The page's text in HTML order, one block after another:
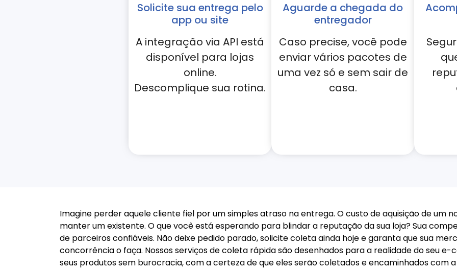
Solicite sua entrega pelo
app ou site
A integração via API está
disponível para lojas
online.
Descomplique sua rotina.
Aguarde a chegada do
entregador
Caso precise, você pode
enviar vários pacotes de
uma vez só e sem sair de
casa.
Imagine perder aquele cliente fiel por um simples atraso na entrega. O custo de aquisição de um
manter um existente. O que você está esperando para blindar a reputação da sua loja? Sua
de parceiros confiáveis. Não deixe pedido parado, solicite coleta ainda hoje e garanta que sua
concorrência o faça. Nossos serviços de coleta rápida são desenhados para a realidade do seu
seus produtos sem burocracia, com a certeza de que eles serão coletados e encaminhados com